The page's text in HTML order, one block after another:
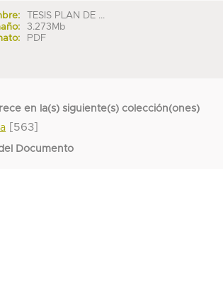
TESIS PLAN DE ...
3.273Mb
PDF
en la(s) siguiente(s) colección(ones)
[563]
Documento